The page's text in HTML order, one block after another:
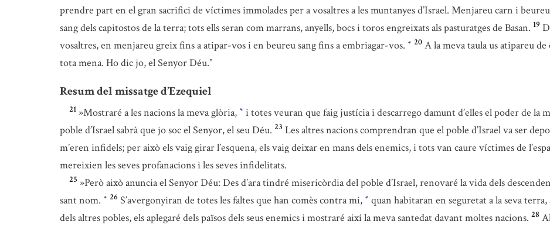
prendre part en el gran sacrifici de víctimes immolades per a vosaltres a les muntanyes d’Israel. Menjareu carn i
sang dels capitostos de la terra; tots ells seran com marrans, anyells, bocs i toros engreixats als pasturatges de Basan. 19
vosaltres, en menjareu greix fins a atipar-vos i en beureu sang fins a embriagar-vos. * 20 A la meva taula us atipareu
tota mena. Ho dic jo, el Senyor Déu.”
Resum del missatge d’Ezequiel
21 »Mostraré a les nacions la meva glòria, * i totes veuran que faig justícia i descarrego damunt d’elles el poder de la
poble d’Israel sabrà que jo soc el Senyor, el seu Déu. 23 Les altres nacions comprendran que el poble d’Israel va ser
m’eren infidels; per això els vaig girar l’esquena, els vaig deixar en mans dels enemics, i tots van caure víctimes de
mereixien les seves profanacions i les seves infidelitats.
25 »Però això anuncia el Senyor Déu: Des d’ara tindré misericòrdia del poble d’Israel, renovaré la vida dels
sant nom. * 26 S’avergonyiran de totes les faltes que han comès contra mi, * quan habitaran en seguretat a la seva
dels altres pobles, els aplegaré dels països dels seus enemics i mostraré així la meva santedat davant moltes nacions. 28